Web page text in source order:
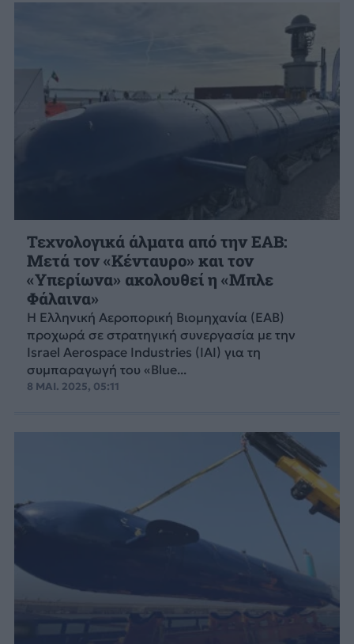
Τεχνολογικά άλματα από την ΕΑΒ:
Μετά τον «Κένταυρο» και τον
«Υπερίωνα» ακολουθεί η «Μπλε
Φάλαινα»
Η Ελληνική Αεροπορική Βιομηχανία (ΕΑΒ)
προχωρά σε στρατηγική συνεργασία με την
Israel Aerospace Industries (IAI) για τη
συμπαραγωγή του «Blue...
8 ΜΑΙ. 2025, 05:11